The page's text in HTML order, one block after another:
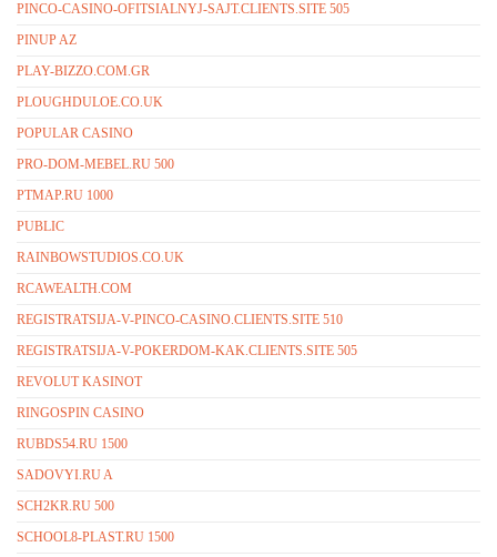
PINCO-CASINO-OFITSIALNYJ-SAJT.CLIENTS.SITE 505
PINUP AZ
PLAY-BIZZO.COM.GR
PLOUGHDULOE.CO.UK
POPULAR CASINO
PRO-DOM-MEBEL.RU 500
PTMAP.RU 1000
PUBLIC
RAINBOWSTUDIOS.CO.UK
RCAWEALTH.COM
REGISTRATSIJA-V-PINCO-CASINO.CLIENTS.SITE 510
REGISTRATSIJA-V-POKERDOM-KAK.CLIENTS.SITE 505
REVOLUT KASINOT
RINGOSPIN CASINO
RUBDS54.RU 1500
SADOVYI.RU A
SCH2KR.RU 500
SCHOOL8-PLAST.RU 1500